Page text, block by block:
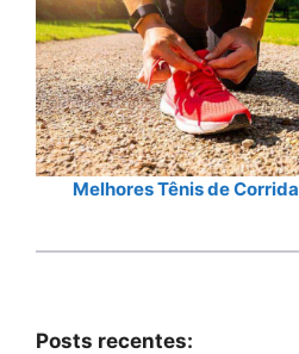
Melhores Tênis de Corrida
Posts recentes: